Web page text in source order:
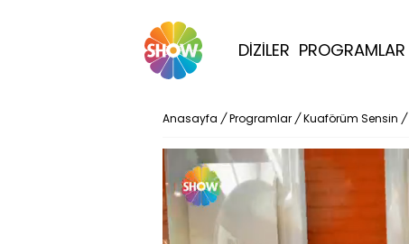
DİZİLER PROGRAMLAR
Anasayfa / Programlar / Kuaförüm Sensin /